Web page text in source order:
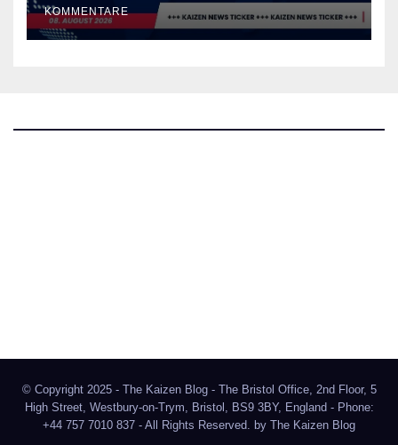
KOMMENTARE
© Copyright 2025 - The Kaizen Blog - The Bristol Office, 2nd Floor, 5
High Street, Westbury-on-Trym, Bristol, BS9 3BY, England - Phone:
+44 757 7010 837 - All Rights Reserved. by The Kaizen Blog